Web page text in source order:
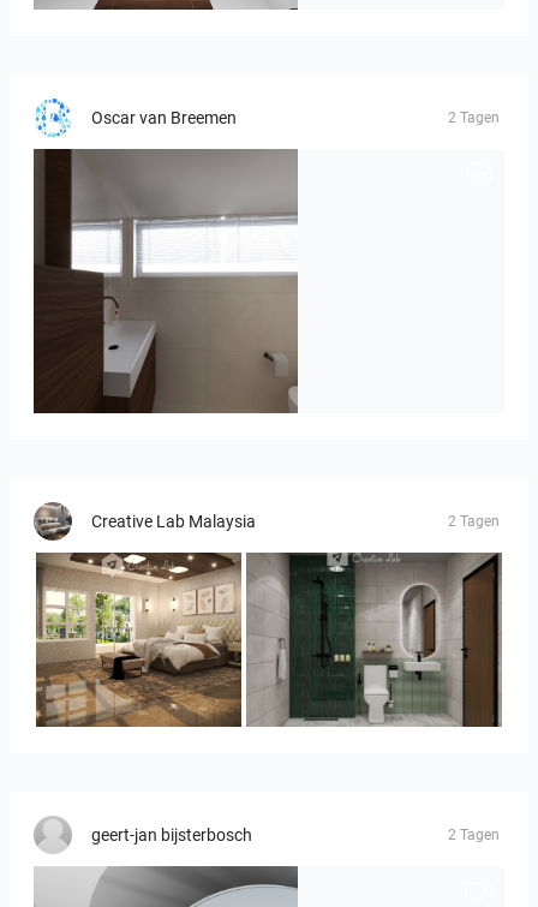
Oscar van Breemen 2 Tagen
Badkamerhuis
Creative Lab Malaysia 2 Tagen
YUSMAN_BEDROOM KHAI_BATHROOM
geert-jan bijsterbosch 2 Tagen